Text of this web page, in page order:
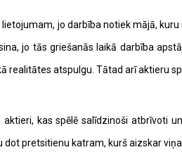
jo darbība notiek mājā,
jo tās griešanās laikā darbība
realitātes atspulgu. Tātad arī aktieru
kas spēlē salīdzinoši atbrīvoti
pretsitienu katram, kurš aizskar